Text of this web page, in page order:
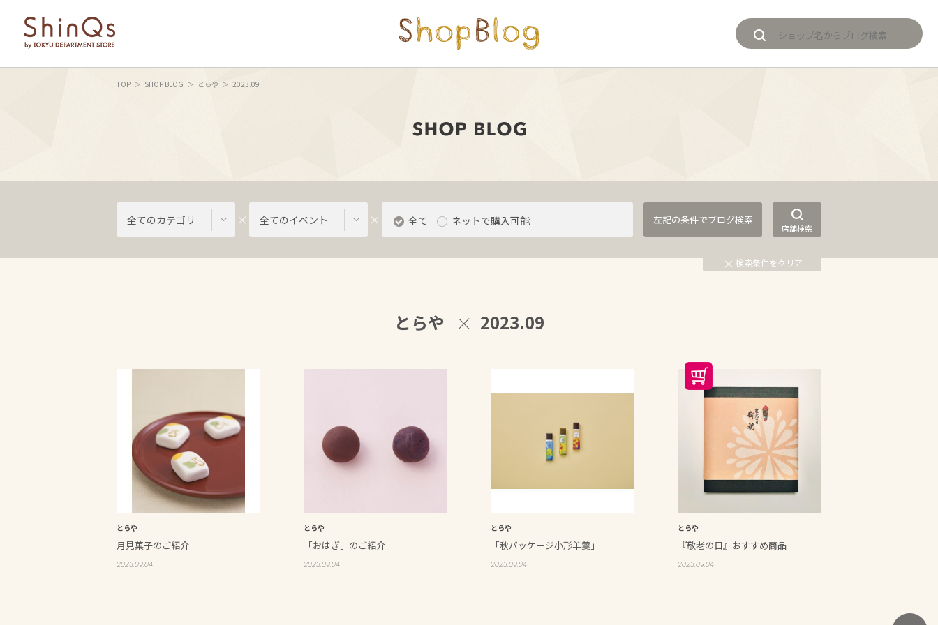
TOP SHOP BLOG とらや 2023.09
全てのカテゴリ 全てのイベント 全て ネットで購入可能
店舗検索
検索条件をクリア
とらや 2023.09
とらや
月見菓子のご紹介
2023.09.04
とらや
「おはぎ」のご紹介
2023.09.04
とらや
「秋パッケージ小形羊羹」
2023.09.04
とらや
『敬老の日』おすすめ商品
2023.09.04